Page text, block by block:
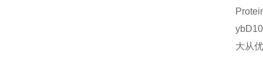
大从